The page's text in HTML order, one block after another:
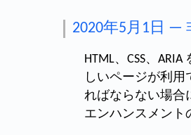
2020年5月1日 —
HTML、CSS、ARIA
しいページが利
ればならない場合
エンハンスメント